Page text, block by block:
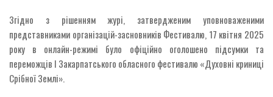
Згідно з рішенням журі, затвердженим уповноваженими
представниками організацій-засновників Фестивалю, 17 квітня 2025
року в онлайн-режимі було офіційно оголошено підсумки та
переможців І Закарпатського обласного фестивалю «Духовні криниці
Срібної Землі».